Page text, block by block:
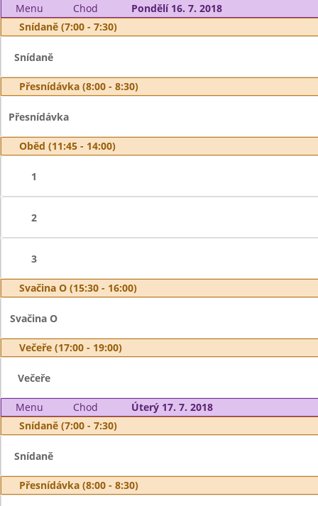
Menu Chod
Pondělí 16. 7. 2018
Snídaně (7:00 - 7:30)
Snídaně
Přesnídávka (8:00 - 8:30)
Přesnídávka
Oběd (11:45 - 14:00)
1
2
3
Svačina O (15:30 - 16:00)
Svačina O
Večeře (17:00 - 19:00)
Večeře
Menu Chod
Úterý 17. 7. 2018
Snídaně (7:00 - 7:30)
Snídaně
Přesnídávka (8:00 - 8:30)